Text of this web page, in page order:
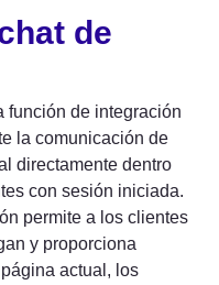
de
función de integración
la comunicación de
directamente dentro
con sesión iniciada.
permite a los clientes
y proporciona
actual, los